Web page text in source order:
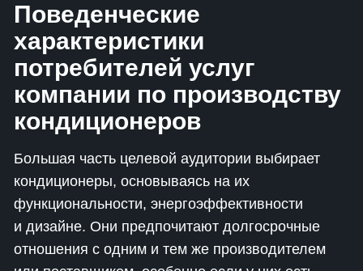
Поведенческие
характеристики
потребителей услуг
компании по производству
кондиционеров
Большая часть целевой аудитории выбирает
кондиционеры, основываясь на их
функциональности, энергоэффективности
и дизайне. Они предпочитают долгосрочные
отношения с одним и тем же производителем